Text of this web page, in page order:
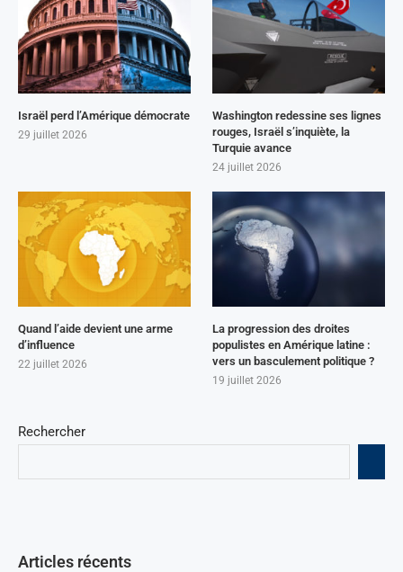
Rechercher
Articles récents
Israël perd l’Amérique démocrate
29 juillet 2026
Washington redessine ses lignes
rouges, Israël s’inquiète, la
Turquie avance
24 juillet 2026
Quand l’aide devient une arme
d’influence
22 juillet 2026
La progression des droites
populistes en Amérique latine :
vers un basculement politique ?
19 juillet 2026